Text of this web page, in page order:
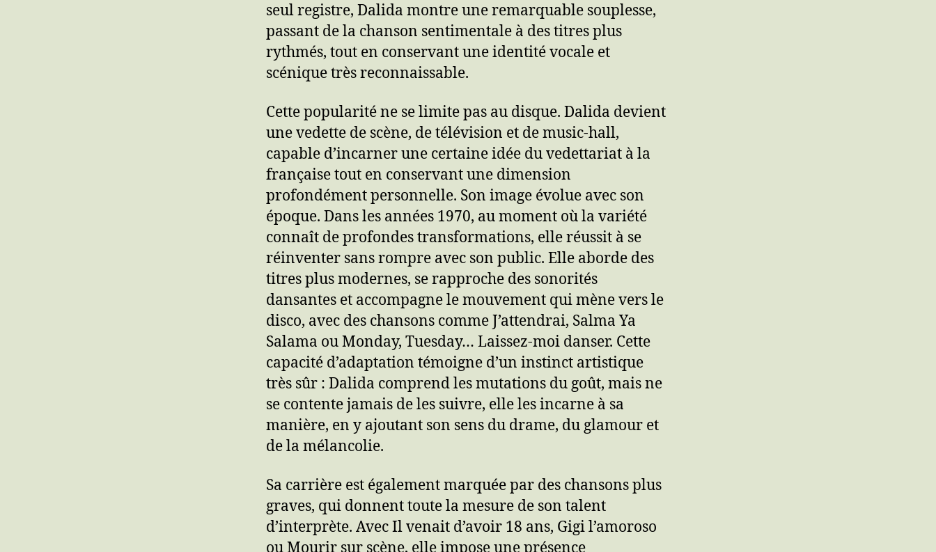
seul registre, Dalida montre une remarquable souplesse,
passant de la chanson sentimentale à des titres plus
rythmés, tout en conservant une identité vocale et
scénique très reconnaissable.
Cette popularité ne se limite pas au disque. Dalida devient
une vedette de scène, de télévision et de music-hall,
capable d’incarner une certaine idée du vedettariat à la
française tout en conservant une dimension
profondément personnelle. Son image évolue avec son
époque. Dans les années 1970, au moment où la variété
connaît de profondes transformations, elle réussit à se
réinventer sans rompre avec son public. Elle aborde des
titres plus modernes, se rapproche des sonorités
dansantes et accompagne le mouvement qui mène vers le
disco, avec des chansons comme J’attendrai, Salma Ya
Salama ou Monday, Tuesday… Laissez-moi danser. Cette
capacité d’adaptation témoigne d’un instinct artistique
très sûr : Dalida comprend les mutations du goût, mais ne
se contente jamais de les suivre, elle les incarne à sa
manière, en y ajoutant son sens du drame, du glamour et
de la mélancolie.
Sa carrière est également marquée par des chansons plus
graves, qui donnent toute la mesure de son talent
d’interprète. Avec Il venait d’avoir 18 ans, Gigi l’amoroso
ou Mourir sur scène, elle impose une présence